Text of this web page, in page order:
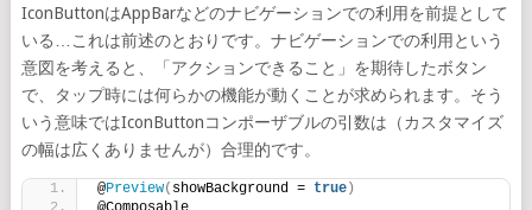
IconButtonはAppBarなどのナビゲーションでの利用を前提として
いる…これは前述のとおりです。ナビゲーションでの利用という
意図を考えると、「アクションできること」を期待したボタン
で、タップ時には何らかの機能が動くことが求められます。そう
いう意味ではIconButtonコンポーザブルの引数は（カスタマイズ
の幅は広くありませんが）合理的です。
@Preview( showBackground = true)